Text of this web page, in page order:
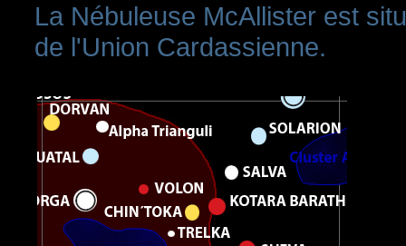
La Nébuleuse McAllister est
de l'Union Cardassienne.